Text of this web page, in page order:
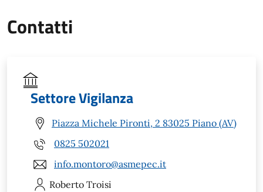
Contatti
Settore Vigilanza
Piazza Michele Pironti, 2 83025 Piano (AV)
0825 502021
info.montoro@asmepec.it
Roberto Troisi